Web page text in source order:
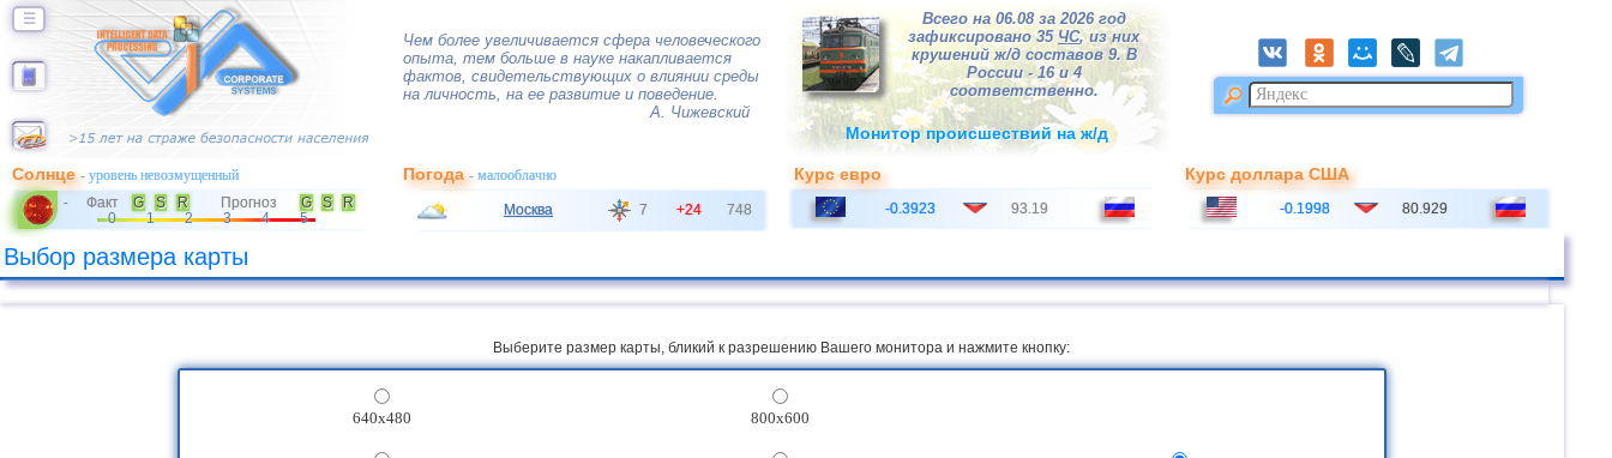
☰
Чем более увеличивается сфера человеческого
опыта, тем больше в науке накапливается
фактов, свидетельствующих о влиянии среды
на личность, на ее развитие и поведение.
А. Чижевский
Всего на 06.08 за 2026 год
зафиксировано 35ЧС, из них
крушений ж/д составов 9. В
России - 16 и 4
соответственно.
Монитор происшествий на ж/д
Солнце- уровень невозмущенный
- Факт G S R Прогноз G S
R
0
1 2 3 4 5
Погода- малооблачно
Москва 7 +24 748
Курс евро
-0.3923 93.19
Курс доллара США
-0.1998 80.929
Выбор размера карты
Выберите размер карты, бликий к разрешению Вашего монитора и нажмите кнопку:
640x480 800x600